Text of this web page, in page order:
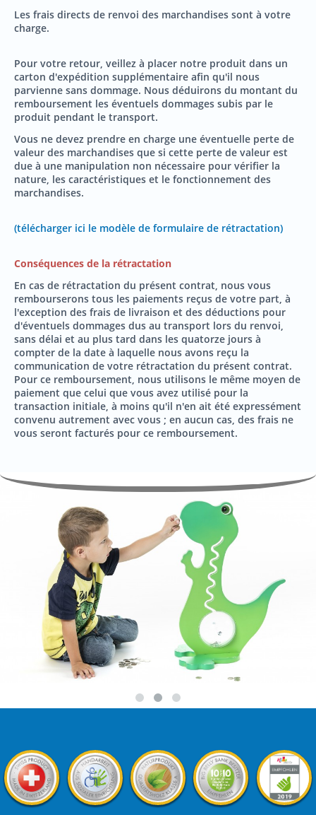
Les frais directs de renvoi des marchandises sont à votre
charge.
Pour votre retour, veillez à placer notre produit dans un
carton d'expédition supplémentaire afin qu'il nous
parvienne sans dommage. Nous déduirons du montant du
remboursement les éventuels dommages subis par le
produit pendant le transport.
Vous ne devez prendre en charge une éventuelle perte de
valeur des marchandises que si cette perte de valeur est
due à une manipulation non nécessaire pour vérifier la
nature, les caractéristiques et le fonctionnement des
marchandises.
(télécharger ici le modèle de formulaire de rétractation)
Conséquences de la rétractation
En cas de rétractation du présent contrat, nous vous
rembourserons tous les paiements reçus de votre part, à
l'exception des frais de livraison et des déductions pour
d'éventuels dommages dus au transport lors du renvoi,
sans délai et au plus tard dans les quatorze jours à
compter de la date à laquelle nous avons reçu la
communication de votre rétractation du présent contrat.
Pour ce remboursement, nous utilisons le même moyen de
paiement que celui que vous avez utilisé pour la
transaction initiale, à moins qu'il n'en ait été expressément
convenu autrement avec vous ; en aucun cas, des frais ne
vous seront facturés pour ce remboursement.